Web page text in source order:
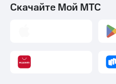
Скачайте Мой МТС